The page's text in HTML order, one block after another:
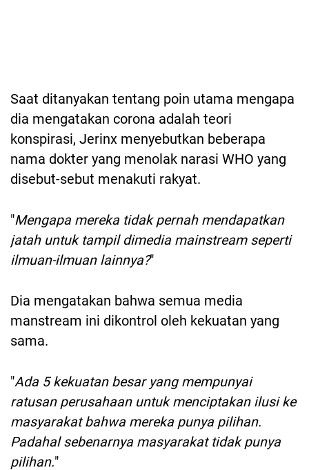
Saat ditanyakan tentang poin utama mengapa
dia mengatakan corona adalah teori
konspirasi, Jerinx menyebutkan beberapa
nama dokter yang menolak narasi WHO yang
disebut-sebut menakuti rakyat.
"Mengapa mereka tidak pernah mendapatkan
jatah untuk tampil dimedia mainstream seperti
ilmuan-ilmuan lainnya?"
Dia mengatakan bahwa semua media
manstream ini dikontrol oleh kekuatan yang
sama.
"Ada 5 kekuatan besar yang mempunyai
ratusan perusahaan untuk menciptakan ilusi ke
masyarakat bahwa mereka punya pilihan.
Padahal sebenarnya masyarakat tidak punya
pilihan."